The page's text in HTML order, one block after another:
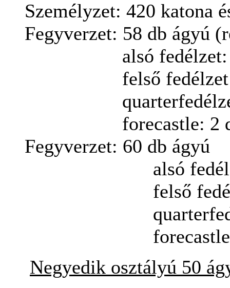
Személyzet: 420 katona
Fegyverzet: 58 db ágyú
alsó fedélzet:
felső
forecastle: 2
Fegyverzet: 60 db ágyú
alsó
felső
forecastle:
Negyedik osztályú 50